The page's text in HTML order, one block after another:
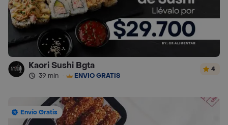
Kaori Sushi Bgta
39 min · ENVÍO GRATIS
4
Envío Gratis